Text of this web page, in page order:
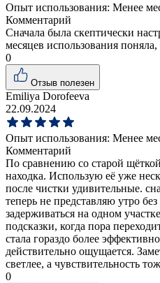
Опыт использования: Менее
Комментарий
Сначала была скептически
месяцев использования поняла,
0
Отзыв полезен
Emiliya Dorofeeva
22.09.2024
Опыт использования: Менее
Комментарий
По сравнению со старой
находка. Использую её уже
после чистки удивительные.
теперь не представляю утро
задерживаться на одном
подсказки, когда пора
стала гораздо более
действительно ощущается.
светлее, а чувствительность
0